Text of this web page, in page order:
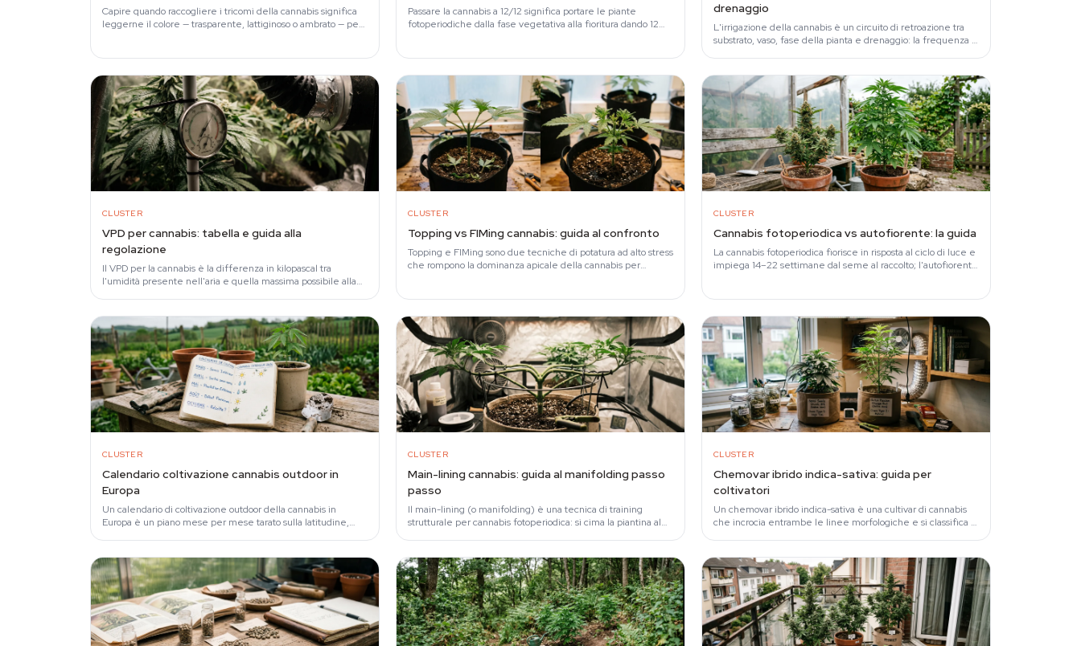
Capire quando raccogliere i tricomi della cannabis significa
leggerne il colore — trasparente, lattiginoso o ambrato — per
Passare la cannabis a 12/12 significa portare le piante
fotoperiodiche dalla fase vegetativa alla fioritura dando 12
drenaggio
L'irrigazione della cannabis è un circuito di retroazione tra
substrato, vaso, fase della pianta e drenaggio: la frequenza la
CLUSTER
VPD per cannabis: tabella e guida alla
regolazione
Il VPD per la cannabis è la differenza in kilopascal tra
l'umidità presente nell'aria e quella massima possibile alla
CLUSTER
Topping vs FIMing cannabis: guida al confronto
Topping e FIMing sono due tecniche di potatura ad alto stress
che rompono la dominanza apicale della cannabis per
CLUSTER
Cannabis fotoperiodica vs autofiorente: la guida
La cannabis fotoperiodica fiorisce in risposta al ciclo di luce e
impiega 14–22 settimane dal seme al raccolto; l'autofiorente
CLUSTER
Calendario coltivazione cannabis outdoor in
Europa
Un calendario di coltivazione outdoor della cannabis in
Europa è un piano mese per mese tarato sulla latitudine,
CLUSTER
Main-lining cannabis: guida al manifolding passo
passo
Il main-lining (o manifolding) è una tecnica di training
strutturale per cannabis fotoperiodica: si cima la piantina al
CLUSTER
Chemovar ibrido indica-sativa: guida per
coltivatori
Un chemovar ibrido indica-sativa è una cultivar di cannabis
che incrocia entrambe le linee morfologiche e si classifica in